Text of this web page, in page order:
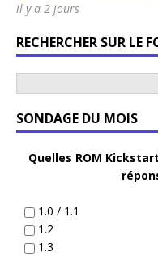
il y a 2 jours
RECHERCHER SUR LE
SONDAGE DU MOIS
Quelles ROM
1.0 / 1.1
1.2
1.3